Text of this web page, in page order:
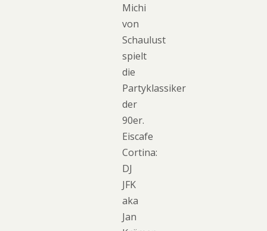
Michi
von
Schaulust
spielt
die
Partyklassiker
der
90er.
Eiscafe
Cortina:
DJ
JFK
aka
Jan